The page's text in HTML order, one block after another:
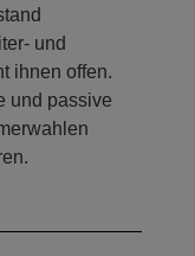
und
ihnen offen.
und passive